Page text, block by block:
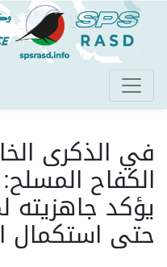
في الذكرى
الكفاح
يؤكد جاهزيته
حتى استكمال